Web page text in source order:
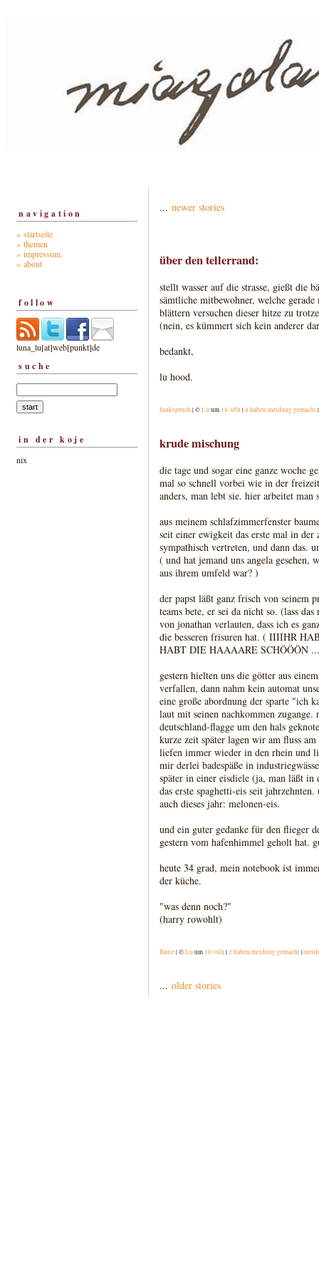
navigation
» startseite
» themen
» impressum
» about
follow
luna_lu[at]web[punkt]de
suche
in der koje
nix
... newer stories
über den tellerrand:
stellt wasser auf die strasse, gießt die
sämtliche mitbewohner, welche
blättern versuchen dieser hitze zu
(nein, es kümmert sich kein anderer
bedankt,
lu hood.
funkspruch | ©Lu um 14:45h |4 haben meldung gemacht
krude mischung
die tage und sogar eine ganze woche
mal so schnell vorbei wie in der
anders, man lebt sie. hier arbeitet man
aus meinem schlafzimmerfenster
seit einer ewigkeit das erste mal in
sympathisch vertreten, und dann das.
( und hat jemand uns angela gesehen,
aus ihrem umfeld war? )
der papst läßt ganz frisch von seinem
teams bete, er sei da nicht so. (lass
von jonathan verlauten, dass ich es
die besseren frisuren hat. ( IIIIHR
HABT DIE HAAAARE SCHÖÖÖN
gestern hielten uns die götter aus
verfallen, dann nahm kein automat
eine große abordnung der sparte "ich
laut mit seinen nachkommen
deutschland-flagge um den hals
kurze zeit später lagen wir am fluss
liefen immer wieder in den rhein und
mir derlei badespäße in
später in einer eisdiele (ja, man läßt
das erste spaghetti-eis seit
auch dieses jahr: melonen-eis.
und ein guter gedanke für den flieger
gestern vom hafenhimmel geholt hat.
heute 34 grad, mein notebook ist
der küche.
"was denn noch?"
(harry rowohlt)
flaute| ©Lu um 10:04h |2 haben meldung gemacht|
... older stories